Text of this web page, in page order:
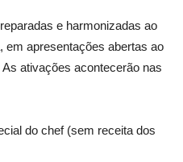
e harmonizadas ao
em apresentações abertas ao
ativações acontecerão nas
do chef (sem receita dos